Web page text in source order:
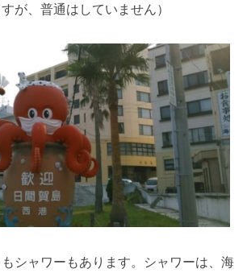
が、普通はしていません）
シャワーもあります。シャワーは、海